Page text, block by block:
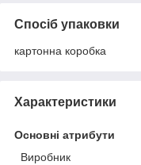
Спосіб упаковки
картонна коробка
Характеристики
Основні атрибути
Виробник